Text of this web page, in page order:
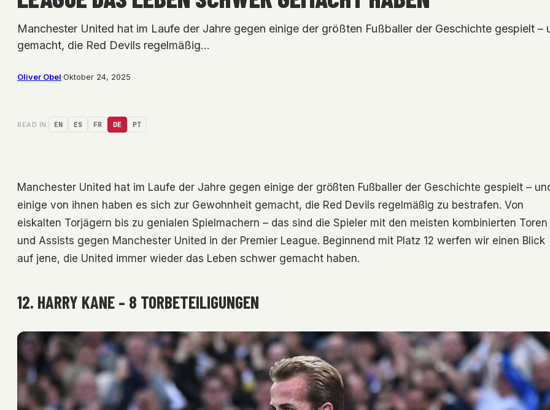
Manchester United hat im Laufe der Jahre gegen einige der größten Fußballer der Geschichte gespielt
gemacht, die Red Devils regelmäßig…
Oliver Obel·Oktober 24, 2025
READ IN: EN ES FR DE PT
Manchester United hat im Laufe der Jahre gegen einige der größten Fußballer der Geschichte gespielt –
einige von ihnen haben es sich zur Gewohnheit gemacht, die Red Devils regelmäßig zu bestrafen. Von
eiskalten Torjägern bis zu genialen Spielmachern – das sind die Spieler mit den meisten kombinierten Toren
und Assists gegen Manchester United in der Premier League. Beginnend mit Platz 12 werfen wir einen Blick
auf jene, die United immer wieder das Leben schwer gemacht haben.
12. HARRY KANE – 8 TORBETEILIGUNGEN